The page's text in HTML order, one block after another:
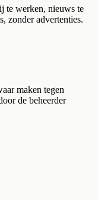
te werken, nieuws te
zonder advertenties.
maken tegen
de beheerder